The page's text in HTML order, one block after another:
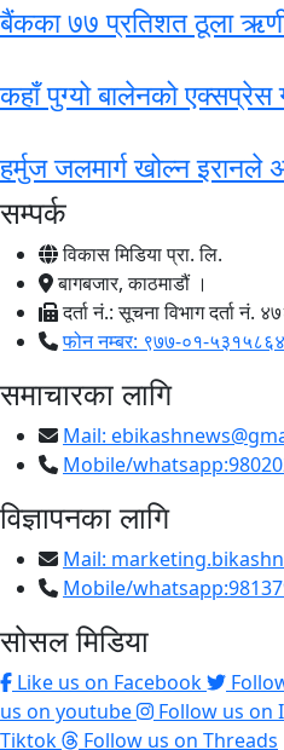
बैंकका ७७ प्रतिशत ठूला
कहाँ पुग्यो बालेनको एक्सप्रेस
हर्मुज जलमार्ग खोल्न इरानले
सम्पर्क
विकास मिडिया प्रा. लि.
बागबजार, काठमाडौं ।
दर्ता नं.: सूचना विभाग दर्ता नं.
फोन नम्बर: ९७७-०१-५३१५८६४
समाचारका लागि
Mail:
Mobile/
विज्ञापनका लागि
Mail:
Mobile/
सोसल मिडिया
Like us on Facebook
us on youtube
Follow us on
Tiktok
Follow us on Threads